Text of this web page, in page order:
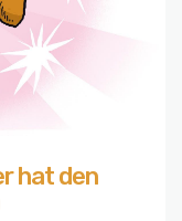
hat den